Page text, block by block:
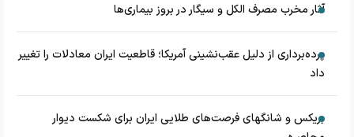
آثار مخرب مصرف الکل و سیگار در بروز بیماری‌ها
پرده‌برداری از دلیل عقب‌نشینی آمریکا؛ قاطعیت ایران معادلات را تغییر
داد
بریکس و شانگهای فرصت‌های طلایی ایران برای شکست دیوار